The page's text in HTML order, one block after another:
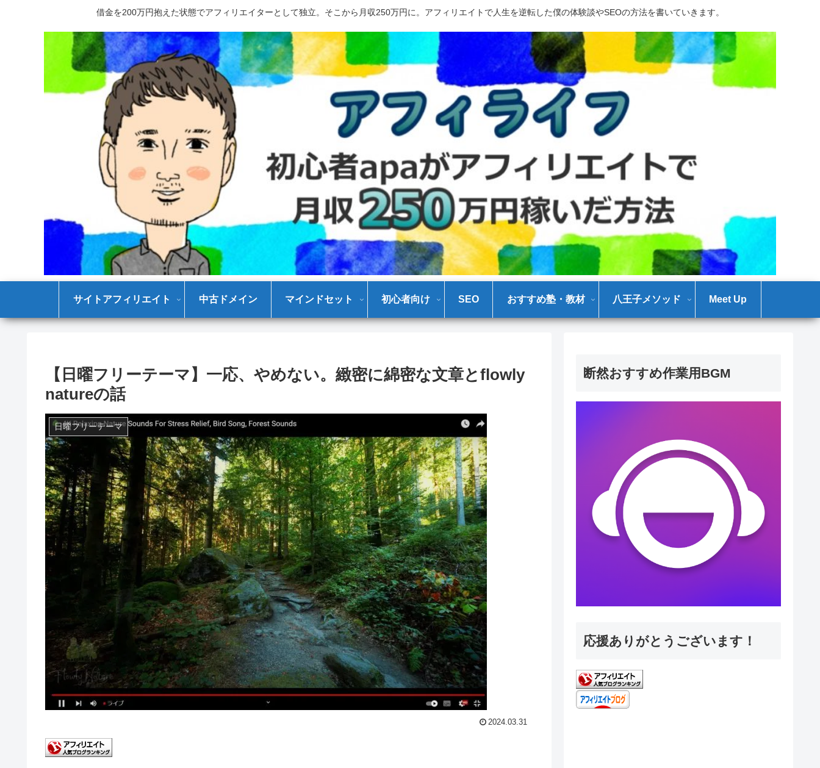
借金を200万円抱えた状態でアフィリエイターとして独立。そこから月収250万円に。アフィリエイトで人生を逆転した僕の体験談やSEOの方法を書いていきます。
サイトアフィリエイト 中古ドメイン マインドセット 初心者向け SEO おすすめ塾・教材 八王子メソッド Meet Up
【日曜フリーテーマ】一応、やめない。緻密に綿密な文章とflowly
natureの話
日曜フリーテーマ
2024.03.31
断然おすすめ作業用BGM
応援ありがとうございます！